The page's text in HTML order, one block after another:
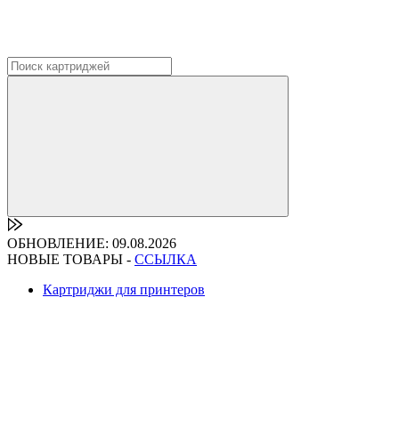
ОБНОВЛЕНИЕ: 09.08.2026
НОВЫЕ ТОВАРЫ - ССЫЛКА
Картриджи для принтеров